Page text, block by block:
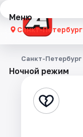
Меню
Санкт-Петербург
Концерты
Стендап
Ночной режим
Санкт-Петербург